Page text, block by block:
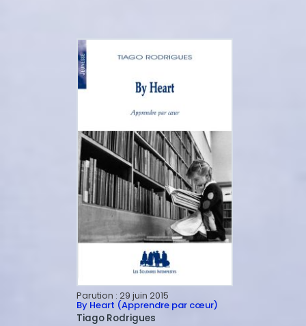
Parution : 29 juin 2015
By Heart (Apprendre par cœur)
Tiago Rodrigues